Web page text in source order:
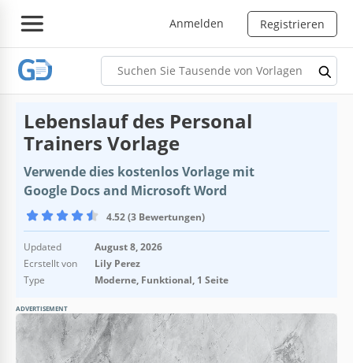
Anmelden Registrieren
Lebenslauf des Personal
Trainers Vorlage
Verwende dies kostenlos Vorlage mit
Google Docs and Microsoft Word
4.52 (3 Bewertungen)
Updated
August 8, 2026
Ecrstellt von
Lily Perez
Type
Moderne, Funktional, 1 Seite
ADVERTISEMENT